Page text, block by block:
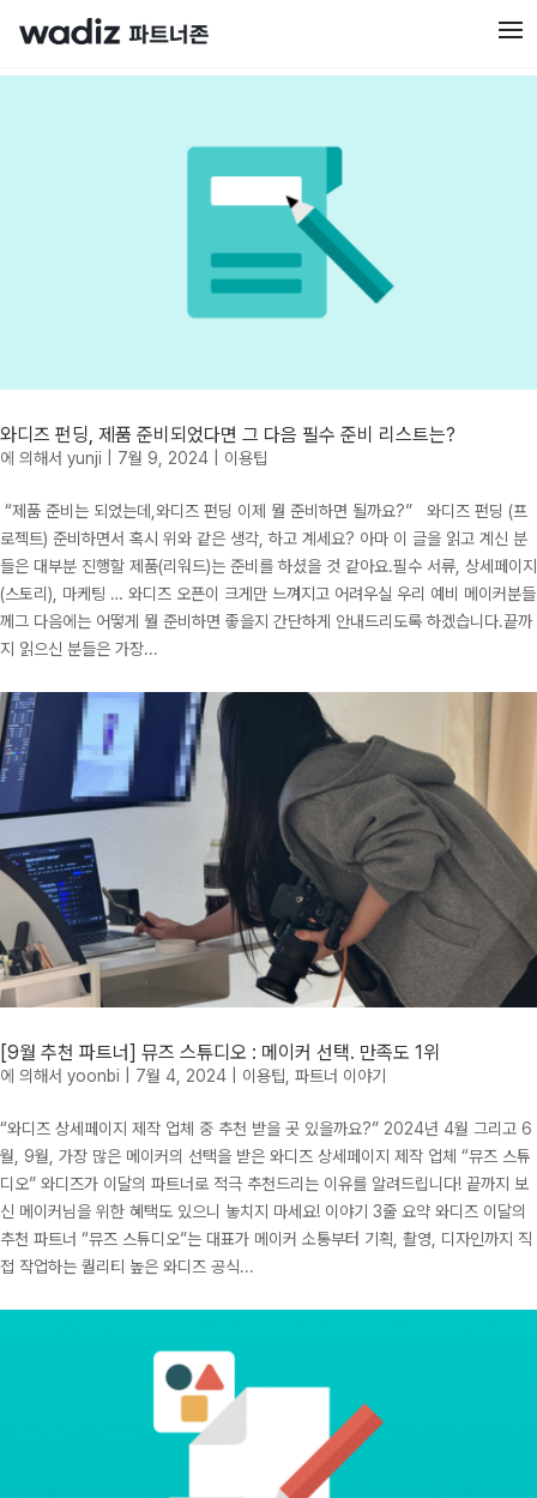
와디즈 펀딩, 제품 준비되었다면 그 다음 필수 준비 리스트는?
에 의해서 yunji 7월 9, 2024 이용팁
“제품 준비는 되었는데,와디즈 펀딩 이제 뭘 준비하면 될까요?” 와디즈 펀딩 (프
로젝트) 준비하면서 혹시 위와 같은 생각, 하고 계세요? 아마 이 글을 읽고 계신 분
들은 대부분 진행할 제품(리워드)는 준비를 하셨을 것 같아요.필수 서류, 상세페이지
(스토리), 마케팅 … 와디즈 오픈이 크게만 느껴지고 어려우실 우리 예비 메이커분들
께그 다음에는 어떻게 뭘 준비하면 좋을지 간단하게 안내드리도록 하겠습니다.끝까
지 읽으신 분들은 가장...
[9월 추천 파트너] 뮤즈 스튜디오 : 메이커 선택. 만족도 1위
에 의해서 yoonbi 7월 4, 2024 이용팁 파트너 이야기
“와디즈 상세페이지 제작 업체 중 추천 받을 곳 있을까요?” 2024년 4월 그리고 6
월, 9월, 가장 많은 메이커의 선택을 받은 와디즈 상세페이지 제작 업체 “뮤즈 스튜
디오” 와디즈가 이달의 파트너로 적극 추천드리는 이유를 알려드립니다! 끝까지 보
신 메이커님을 위한 혜택도 있으니 놓치지 마세요! 이야기 3줄 요약 와디즈 이달의
추천 파트너 “뮤즈 스튜디오”는 대표가 메이커 소통부터 기획, 촬영, 디자인까지 직
접 작업하는 퀄리티 높은 와디즈 공식...